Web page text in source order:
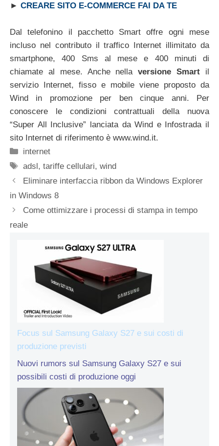
► CREARE SITO E-COMMERCE FAI DA TE
Dal telefonino il pacchetto Smart offre ogni mese
incluso nel contributo il traffico Internet illimitato da
smartphone, 400 Sms al mese e 400 minuti di
chiamate al mese. Anche nellaversione Smart il
servizio Internet, fisso e mobile viene proposto da
Wind in promozione per ben cinque anni. Per
conoscere le condizioni contrattuali della nuova
“Super All Inclusive” lanciata da Wind e Infostrada il
sito Internet di riferimento è www.wind.it.
Categorie
internet
Tag
adsl,tariffe cellulari,wind
Eliminare interfaccia ribbon da Windows Explorer
in Windows 8
Come ottimizzare i processi di stampa in tempo
reale
Focus sul Samsung Galaxy S27 e sui costi di
produzione previsti
Nuovi rumors sul Samsung Galaxy S27 e sui
possibili costi di produzione oggi